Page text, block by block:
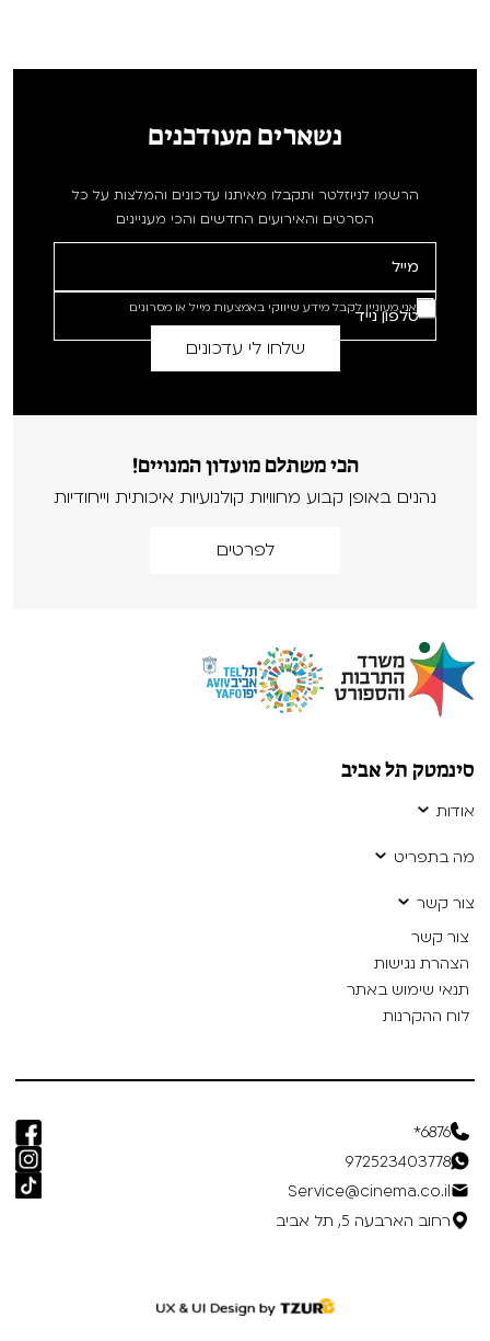
נשארים מעודכנים
הרשמו לניוזלטר ותקבלו מאיתנו עדכונים והמלצות על כל
הסרטים והאירועים החדשים והכי מעניינים
אני מעוניין לקבל מידע שיווקי באמצעות מייל או מסרונים
הכי משתלם מועדון המנויים!
נהנים באופן קבוע מחוויות קולנועיות איכותית וייחודיות
לפרטים
סינמטק תל אביב
אודות
מה בתפריט
צור קשר
צור קשר
הצהרת נגישות
תנאי שימוש באתר
לוח ההקרנות
6876*
972523403778
Service@cinema.co.il
רחוב הארבעה 5, תל אביב